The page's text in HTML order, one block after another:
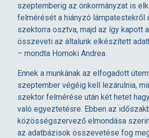
E
L
Y
I
C
szeptemberig az önkormányzat is
felmérését a hiányzó lámpatestekről
szektorra osztva, majd az így kapott
összeveti az általunk elkészített
– mondta Homoki Andrea.
Ennek a munkának az elfogadott
szeptember végéig kell lezárulnia,
szektor felmérése után két hetet
való egyeztetésre. Ebben az
közösségszervező elmondása
az adatbázisok összevetése fog